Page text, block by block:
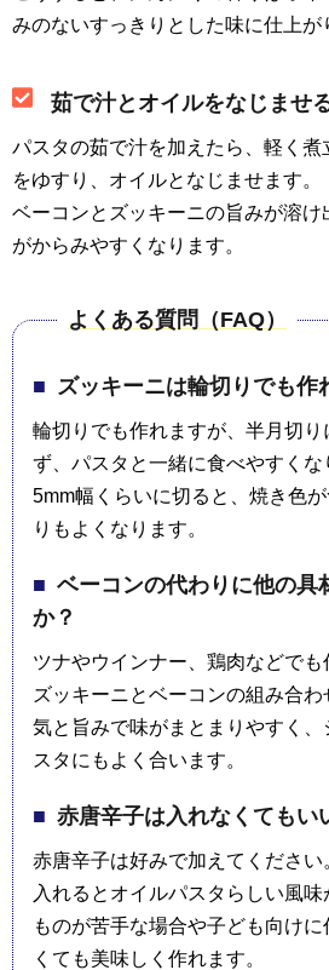
みのないすっきりとした味に仕上が
茹で汁とオイルをなじませ
パスタの茹で汁を加えたら、軽く煮
をゆすり、オイルとなじませます。
ベーコンとズッキーニの旨みが溶け
がからみやすくなります。
よくある質問（FAQ）
ズッキーニは輪切りでも作
輪切りでも作れますが、半月切
ず、パスタと一緒に食べやすくな
5mm幅くらいに切ると、焼き色
りもよくなります。
ベーコンの代わりに他の具
か？
ツナやウインナー、鶏肉などでも
ズッキーニとベーコンの組み合
気と旨みで味がまとまりやすく
スタにもよく合います。
赤唐辛子は入れなくてもい
赤唐辛子は好みで加えてください
入れるとオイルパスタらしい風
ものが苦手な場合や子ども向け
くても美味しく作れます。